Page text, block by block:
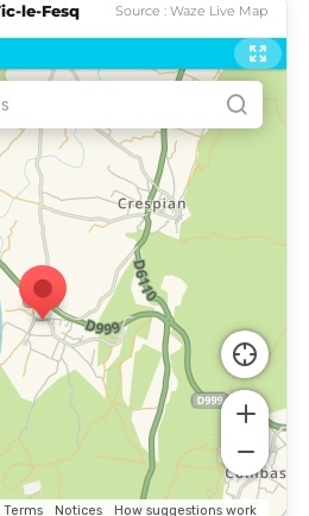
le-Fesq Source : Waze Live Map